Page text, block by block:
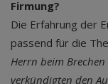
Firmung?
Die Erfahrung der
passend für die
Herrn beim
verkündigten den